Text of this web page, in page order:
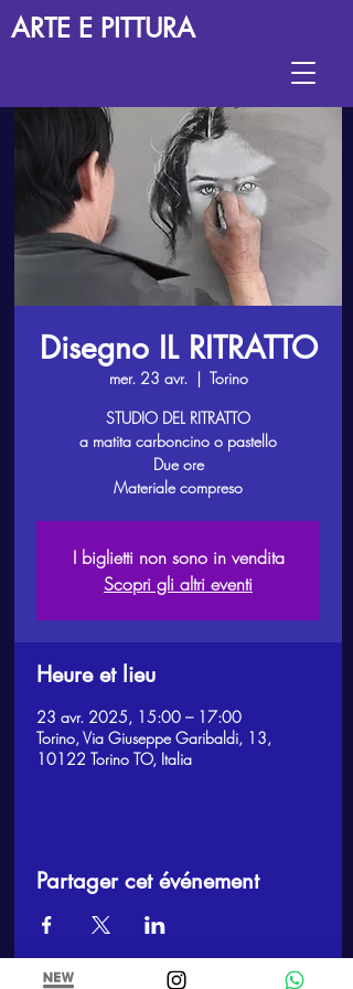
ARTE E PITTURA
Disegno IL RITRATTO
mer. 23 avr.
  |
Torino
STUDIO DEL RITRATTO
a matita carboncino o pastello
Due ore
Materiale compreso
I biglietti non sono in vendita
Scopri gli altri eventi
Heure et lieu
23 avr. 2025, 15:00 – 17:00
Torino, Via Giuseppe Garibaldi, 13,
10122 Torino TO, Italia
Partager cet événement